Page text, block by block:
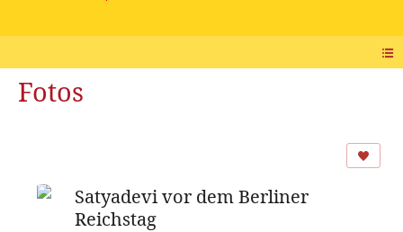
Fotos
Satyadevi vor dem Berliner
Reichstag